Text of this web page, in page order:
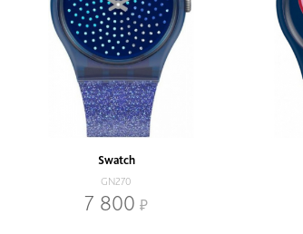
Swatch
GN270
7 800